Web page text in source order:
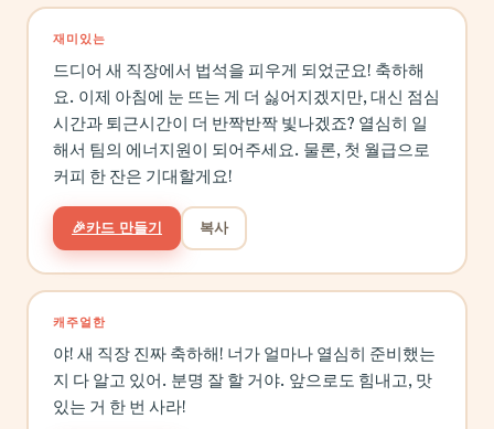
재미있는
드디어 새 직장에서 법석을 피우게 되었군요! 축하해
요. 이제 아침에 눈 뜨는 게 더 싫어지겠지만, 대신 점심
시간과 퇴근시간이 더 반짝반짝 빛나겠죠? 열심히 일
해서 팀의 에너지원이 되어주세요. 물론, 첫 월급으로
커피 한 잔은 기대할게요!
🎉카드 만들기 복사
캐주얼한
야! 새 직장 진짜 축하해! 너가 얼마나 열심히 준비했는
지 다 알고 있어. 분명 잘 할 거야. 앞으로도 힘내고, 맛
있는 거 한 번 사라!